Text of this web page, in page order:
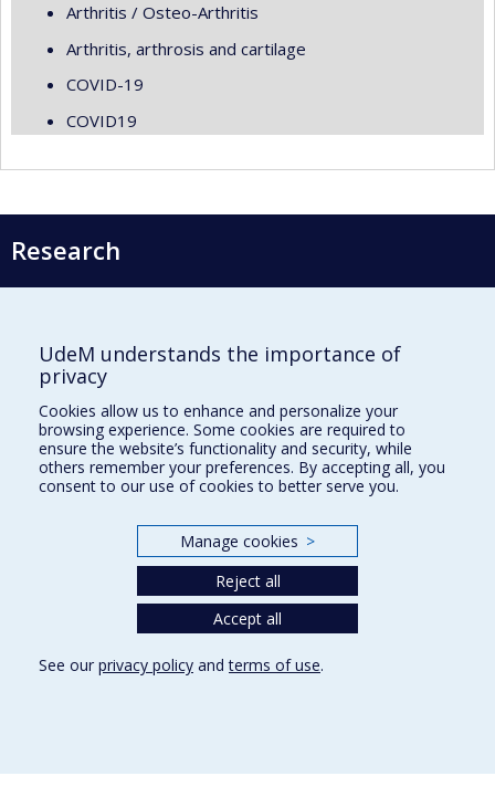
Arthritis / Osteo-Arthritis
Arthritis, arthrosis and cartilage
COVID-19
COVID19
Research
Université de Montréal
H3C 3J7
E-mail :recherche@umontreal.ca
Who does what?
Find us
Privacy
UdeM understands the importance of
privacy
Cookies allow us to enhance and personalize your
browsing experience. Some cookies are required to
ensure the website’s functionality and security, while
others remember your preferences. By accepting all, you
consent to our use of cookies to better serve you.
Manage cookies >
Reject all
Accept all
See our privacy policy andterms of use.